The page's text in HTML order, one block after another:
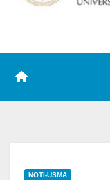
NOTI-USMA